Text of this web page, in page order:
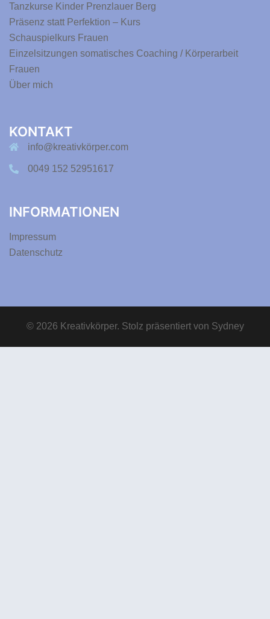
Tanzkurse Kinder Prenzlauer Berg
Präsenz statt Perfektion – Kurs
Schauspielkurs Frauen
Einzelsitzungen somatisches Coaching / Körperarbeit
Frauen
Über mich
KONTAKT
info@kreativkörper.com
0049 152 52951617
INFORMATIONEN
Impressum
Datenschutz
© 2026 Kreativkörper. Stolz präsentiert von Sydney